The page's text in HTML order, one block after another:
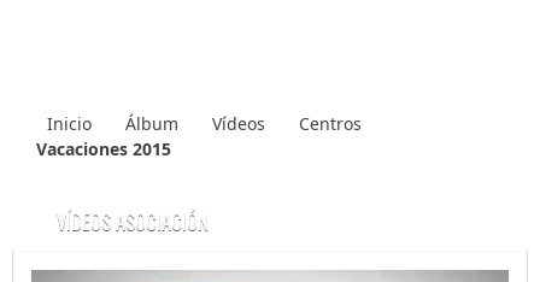
Inicio Álbum Vídeos
Centros
Vacaciones 2015
VÍDEOS ASOCIACIÓN